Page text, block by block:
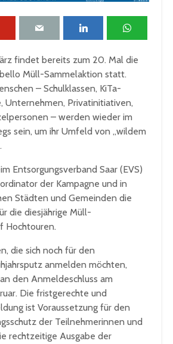
findet bereits zum 20. Mal die
Müll-Sammelaktion statt.
– Schulklassen, KiTa-
Unternehmen, Privatinitiativen,
– werden wieder im
sein, um ihr Umfeld von „wildem
Entsorgungsverband Saar (EVS)
der Kampagne und in
Städten und Gemeinden die
die diesjährige Müll-
Hochtouren.
die sich noch für den
anmelden möchten,
den Anmeldeschluss am
Die fristgerechte und
ist Voraussetzung für den
der Teilnehmerinnen und
rechtzeitige Ausgabe der